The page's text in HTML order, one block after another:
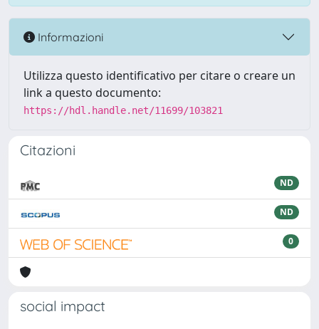
Informazioni
Utilizza questo identificativo per citare o creare un
link a questo documento:
https://hdl.handle.net/11699/103821
Citazioni
ND
ND
0
social impact